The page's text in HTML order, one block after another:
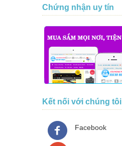
Chứng nhận uy tín
Kết nối với chúng tôi
Facebook